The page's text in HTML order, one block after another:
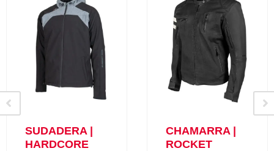
SUDADERA |
HARDCORE
CHAMARRA |
ROCKET